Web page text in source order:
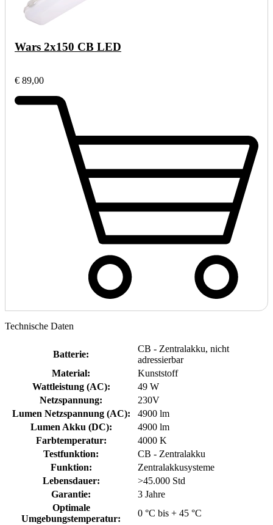
Wars 2x150 CB LED
€ 89,00
Technische Daten
Batterie:
CB - Zentralakku, nicht
adressierbar
Material:
Kunststoff
Wattleistung (AC):
49 W
Netzspannung:
230V
Lumen Netzspannung (AC):
4900 lm
Lumen Akku (DC):
4900 lm
Farbtemperatur:
4000 K
Testfunktion:
CB - Zentralakku
Funktion:
Zentralakkusysteme
Lebensdauer:
>45.000 Std
Garantie:
3 Jahre
Optimale
Umgebungstemperatur:
0 °C bis + 45 °C